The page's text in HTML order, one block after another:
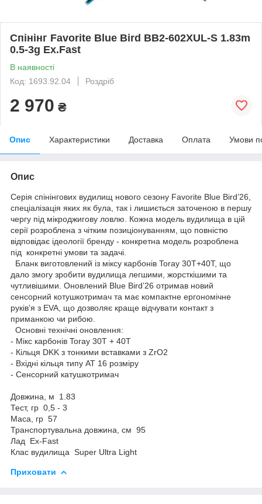
Спінінг Favorite Blue Bird BB2‑602XUL‑S 1.83m
0.5‑3g Ex.Fast
В наявності
Код: 1693.92.04
Роздріб
2 970 ₴
Опис Характеристики Доставка Оплата Умови
Опис
Серія спінінгових вудилищ нового сезону Favorite Blue Bird’26,
cпеціалізація яких як була, так і лишиється заточеною в першу
чергу під мікроджигову ловлю. Кожна модель вудилища в цій
серії розроблена з чітким позиціонуванням, що повністю
відповідає ідеології бренду - конкретна модель розроблена
під конкретні умови та задачі.
Бланк виготовлений із міксу карбонів Toray 30T+40Т, що
дало змогу зробити вудилища легшими, жорсткішими та
чутливішими. Оновлений Blue Bird’26 отримав новий
сенсорний котушкотримач та має компактне ергономічне
руків’я з EVA, що дозволяє краще відчувати контакт з
приманкою чи рибою.
Основні технічні оновлення:
- Мікс карбонів Toray 30T + 40Т
- Кільця DKK з тонкими вставками з ZrO2
- Вхідні кільця типу АТ 16 розміру
- Сенсорний катушкотримач
Довжина, м 1.83
Тест, гр 0,5 - 3
Маса, гр 57
Транспортувальна довжина, см 95
Лад Ex-Fast
Клас вудилища Super Ultra Light
Приховати